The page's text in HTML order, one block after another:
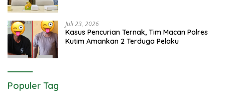
Juli 23, 2026
Kasus Pencurian Ternak, Tim Macan Polres
Kutim Amankan 2 Terduga Pelaku
Populer Tag